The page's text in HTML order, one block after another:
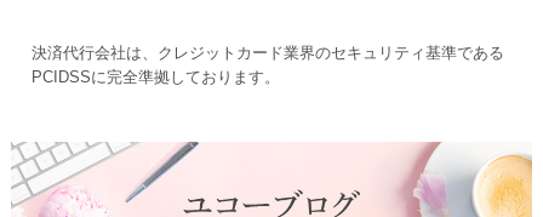
決済代行会社は、クレジットカード業界のセキュリティ基準である
PCIDSSに完全準拠しております。